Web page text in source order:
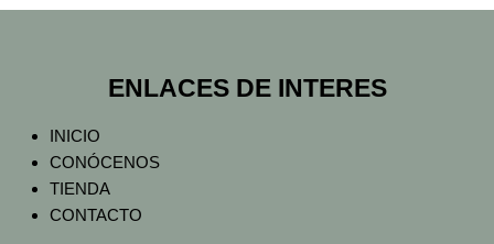
ENLACES DE INTERES
INICIO
CONÓCENOS
TIENDA
CONTACTO